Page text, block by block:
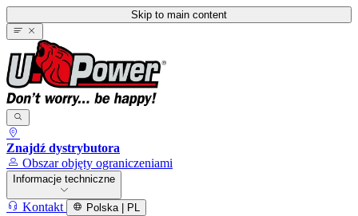
Skip to main content
Znajdź dystrybutora
Obszar objęty ograniczeniami
Informacje techniczne
Kontakt Polska | PL